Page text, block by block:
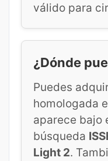
válido para
¿Dónde
Puedes
homologada
aparece bajo
búsqueda
Light 2.